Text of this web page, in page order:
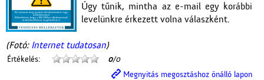
Úgy tűnik, mintha az e-mail egy korábbi
levelünkre érkezett volna válaszként.
(Fotó: Internet tudatosan)
Értékelés: 0/0
Megnyitás megosztáshoz önálló lapon